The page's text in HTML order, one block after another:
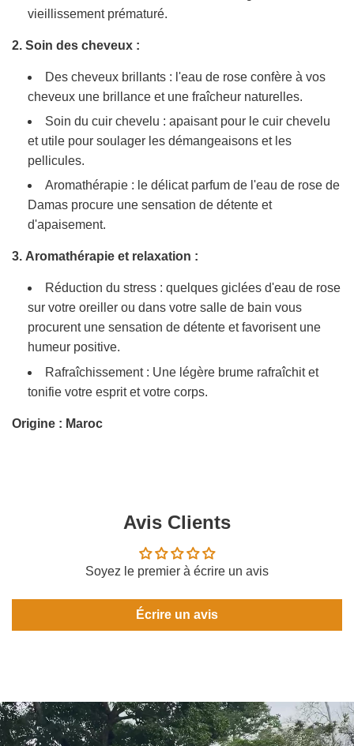
vieillissement prématuré.
2. Soin des cheveux :
Des cheveux brillants : l'eau de rose confère à vos
cheveux une brillance et une fraîcheur naturelles.
Soin du cuir chevelu : apaisant pour le cuir chevelu
et utile pour soulager les démangeaisons et les
pellicules.
Aromathérapie : le délicat parfum de l'eau de rose de
Damas procure une sensation de détente et
d'apaisement.
3. Aromathérapie et relaxation :
Réduction du stress : quelques giclées d'eau de rose
sur votre oreiller ou dans votre salle de bain vous
procurent une sensation de détente et favorisent une
humeur positive.
Rafraîchissement : Une légère brume rafraîchit et
tonifie votre esprit et votre corps.
Origine : Maroc
Avis Clients
Soyez le premier à écrire un avis
Écrire un avis